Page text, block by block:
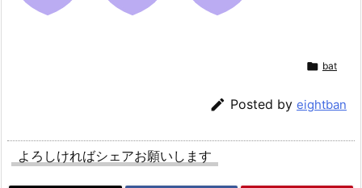
 bat
 Posted by eightban
よろしければシェアお願いします